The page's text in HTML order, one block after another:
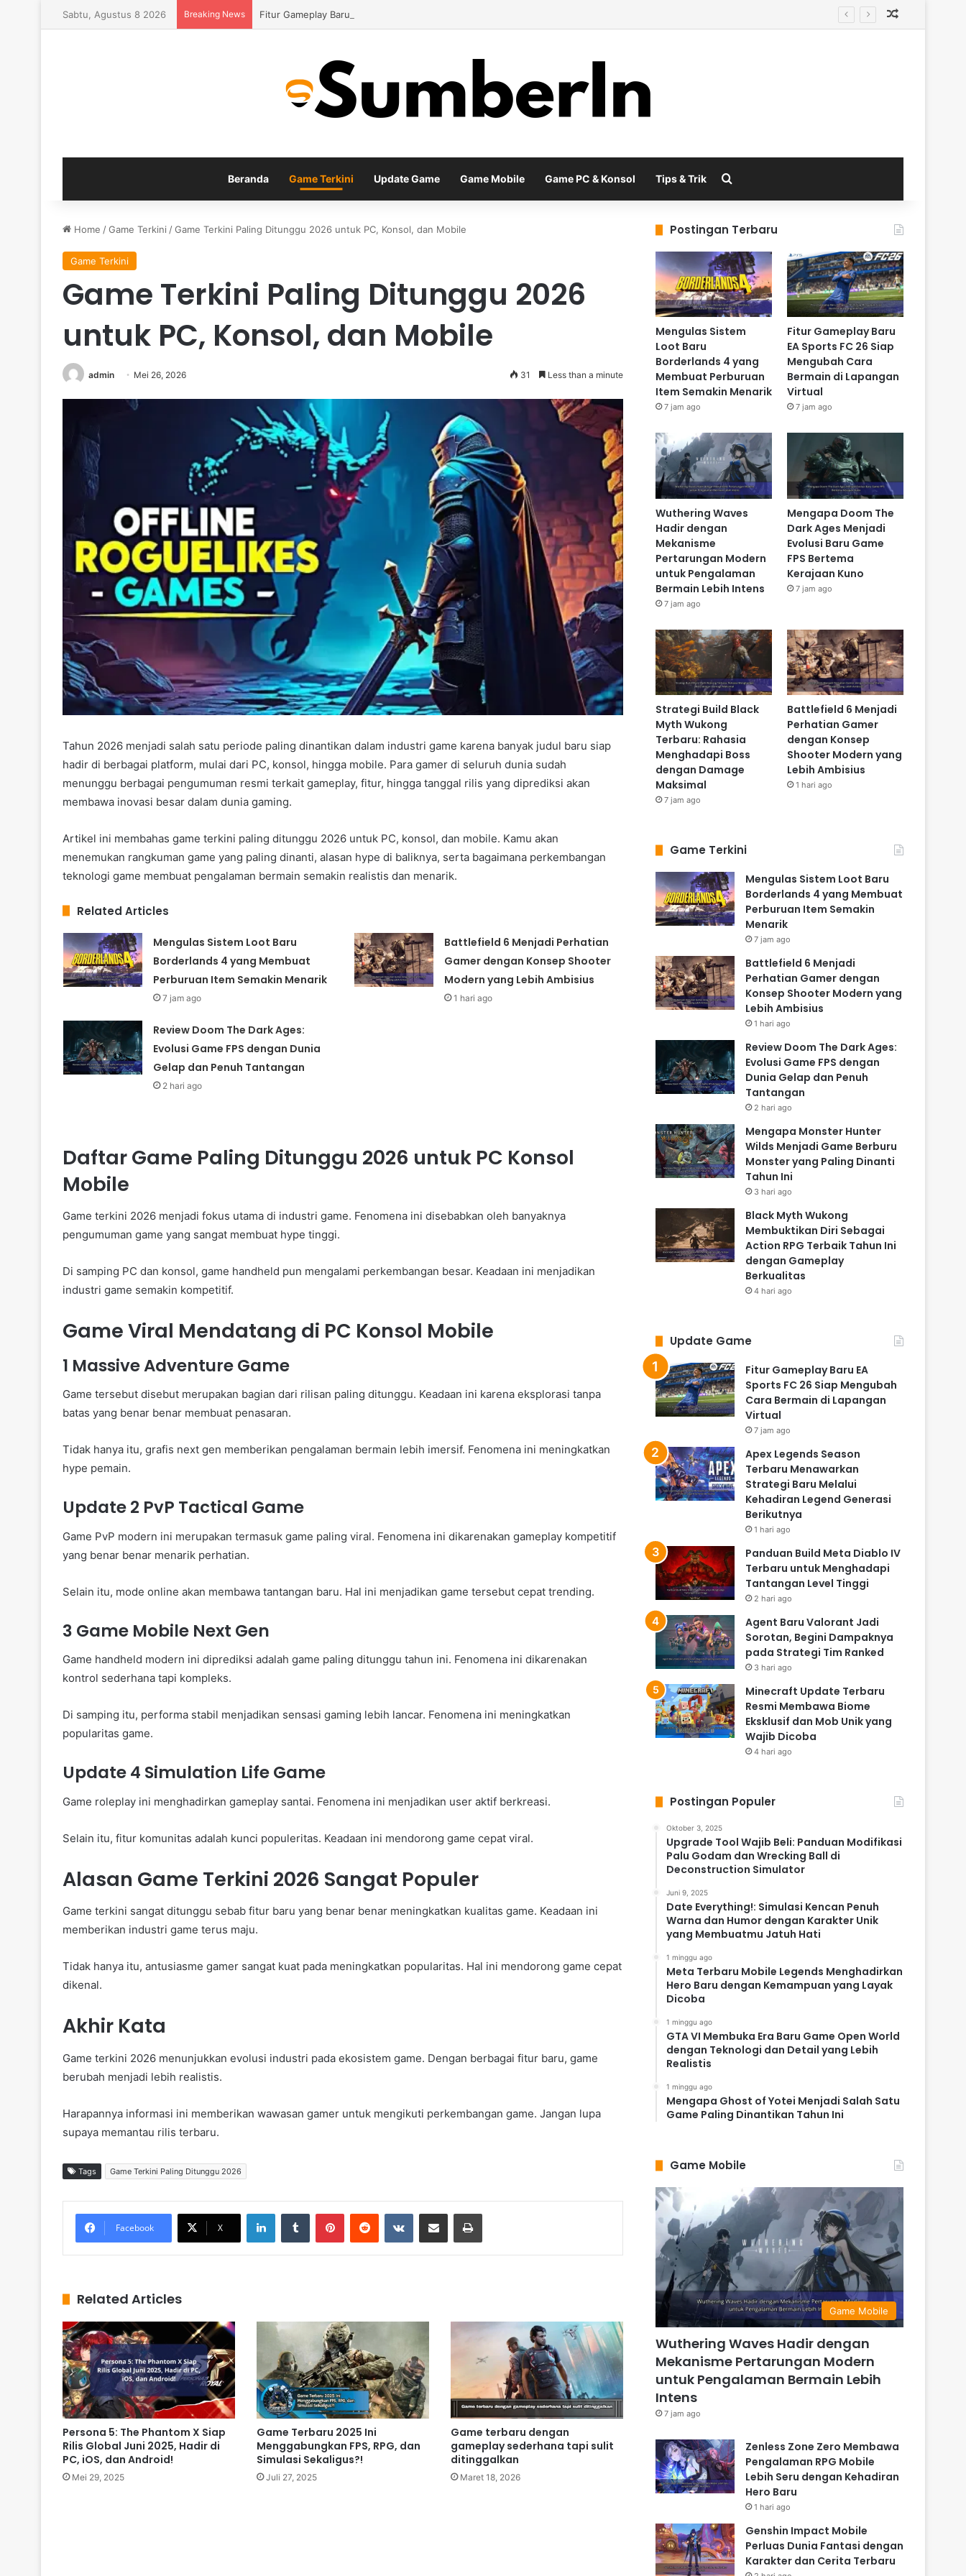
Sabtu, Agustus 8 2026 Breaking News Fitur Gameplay Baru EA Sports FC 26 Siap Mengubah Cara Bermain di Lapangan Virtual
Beranda Game Terkini Update Game Game Mobile Game PC & Konsol Tips & Trik
Home /Game Terkini /Game Terkini Paling Ditunggu 2026 untuk PC, Konsol, dan Mobile
Game Terkini
Game Terkini Paling Ditunggu 2026
untuk PC, Konsol, dan Mobile
admin Mei 26, 2026 31 Less than a minute
Tahun 2026 menjadi salah satu periode paling dinantikan dalam industri game karena banyak judul baru siap
hadir di berbagai platform, mulai dari PC, konsol, hingga mobile. Para gamer di seluruh dunia sudah
menunggu berbagai pengumuman resmi terkait gameplay, fitur, hingga tanggal rilis yang diprediksi akan
membawa inovasi besar dalam dunia gaming.
Artikel ini membahas game terkini paling ditunggu 2026 untuk PC, konsol, dan mobile. Kamu akan
menemukan rangkuman game yang paling dinanti, alasan hype di baliknya, serta bagaimana perkembangan
teknologi game membuat pengalaman bermain semakin realistis dan menarik.
Related Articles
Mengulas Sistem Loot Baru
Borderlands 4 yang Membuat
Perburuan Item Semakin Menarik
7 jam ago
Battlefield 6 Menjadi Perhatian
Gamer dengan Konsep Shooter
Modern yang Lebih Ambisius
1 hari ago
Review Doom The Dark Ages:
Evolusi Game FPS dengan Dunia
Gelap dan Penuh Tantangan
2 hari ago
Daftar Game Paling Ditunggu 2026 untuk PC Konsol
Mobile
Game terkini 2026 menjadi fokus utama di industri game. Fenomena ini disebabkan oleh banyaknya
pengumuman game yang sangat membuat hype tinggi.
Di samping PC dan konsol, game handheld pun mengalami perkembangan besar. Keadaan ini menjadikan
industri game semakin kompetitif.
Game Viral Mendatang di PC Konsol Mobile
1 Massive Adventure Game
Game tersebut disebut merupakan bagian dari rilisan paling ditunggu. Keadaan ini karena eksplorasi tanpa
batas yang benar benar membuat penasaran.
Tidak hanya itu, grafis next gen memberikan pengalaman bermain lebih imersif. Fenomena ini meningkatkan
hype pemain.
Update 2 PvP Tactical Game
Game PvP modern ini merupakan termasuk game paling viral. Fenomena ini dikarenakan gameplay kompetitif
yang benar benar menarik perhatian.
Selain itu, mode online akan membawa tantangan baru. Hal ini menjadikan game tersebut cepat trending.
3 Game Mobile Next Gen
Game handheld modern ini diprediksi adalah game paling ditunggu tahun ini. Fenomena ini dikarenakan
kontrol sederhana tapi kompleks.
Di samping itu, performa stabil menjadikan sensasi gaming lebih lancar. Fenomena ini meningkatkan
popularitas game.
Update 4 Simulation Life Game
Game roleplay ini menghadirkan gameplay santai. Fenomena ini menjadikan user aktif berkreasi.
Selain itu, fitur komunitas adalah kunci populeritas. Keadaan ini mendorong game cepat viral.
Alasan Game Terkini 2026 Sangat Populer
Game terkini sangat ditunggu sebab fitur baru yang benar benar meningkatkan kualitas game. Keadaan ini
memberikan industri game terus maju.
Tidak hanya itu, antusiasme gamer sangat kuat pada meningkatkan popularitas. Hal ini mendorong game cepat
dikenal.
Akhir Kata
Game terkini 2026 menunjukkan evolusi industri pada ekosistem game. Dengan berbagai fitur baru, game
berubah menjadi lebih realistis.
Harapannya informasi ini memberikan wawasan gamer untuk mengikuti perkembangan game. Jangan lupa
supaya memantau rilis terbaru.
Tags Game Terkini Paling Ditunggu 2026
Facebook X
Related Articles
Persona 5: The Phantom X Siap
Rilis Global Juni 2025, Hadir di
PC, iOS, dan Android!
Mei 29, 2025
Game Terbaru 2025 Ini
Menggabungkan FPS, RPG, dan
Simulasi Sekaligus?!
Juli 27, 2025
Game terbaru dengan
gameplay sederhana tapi sulit
ditinggalkan
Maret 18, 2026
Postingan Terbaru
Mengulas Sistem
Loot Baru
Borderlands 4 yang
Membuat Perburuan
Item Semakin Menarik
7 jam ago
Fitur Gameplay Baru
EA Sports FC 26 Siap
Mengubah Cara
Bermain di Lapangan
Virtual
7 jam ago
Wuthering Waves
Hadir dengan
Mekanisme
Pertarungan Modern
untuk Pengalaman
Bermain Lebih Intens
7 jam ago
Mengapa Doom The
Dark Ages Menjadi
Evolusi Baru Game
FPS Bertema
Kerajaan Kuno
7 jam ago
Strategi Build Black
Myth Wukong
Terbaru: Rahasia
Menghadapi Boss
dengan Damage
Maksimal
7 jam ago
Battlefield 6 Menjadi
Perhatian Gamer
dengan Konsep
Shooter Modern yang
Lebih Ambisius
1 hari ago
Game Terkini
Mengulas Sistem Loot Baru
Borderlands 4 yang Membuat
Perburuan Item Semakin
Menarik
7 jam ago
Battlefield 6 Menjadi
Perhatian Gamer dengan
Konsep Shooter Modern yang
Lebih Ambisius
1 hari ago
Review Doom The Dark Ages:
Evolusi Game FPS dengan
Dunia Gelap dan Penuh
Tantangan
2 hari ago
Mengapa Monster Hunter
Wilds Menjadi Game Berburu
Monster yang Paling Dinanti
Tahun Ini
3 hari ago
Black Myth Wukong
Membuktikan Diri Sebagai
Action RPG Terbaik Tahun Ini
dengan Gameplay
Berkualitas
4 hari ago
Update Game
Fitur Gameplay Baru EA
Sports FC 26 Siap Mengubah
Cara Bermain di Lapangan
Virtual
7 jam ago
Apex Legends Season
Terbaru Menawarkan
Strategi Baru Melalui
Kehadiran Legend Generasi
Berikutnya
1 hari ago
Panduan Build Meta Diablo IV
Terbaru untuk Menghadapi
Tantangan Level Tinggi
2 hari ago
Agent Baru Valorant Jadi
Sorotan, Begini Dampaknya
pada Strategi Tim Ranked
3 hari ago
Minecraft Update Terbaru
Resmi Membawa Biome
Eksklusif dan Mob Unik yang
Wajib Dicoba
4 hari ago
Postingan Populer
Oktober 3, 2025
Upgrade Tool Wajib Beli: Panduan Modifikasi
Palu Godam dan Wrecking Ball di
Deconstruction Simulator
Juni 9, 2025
Date Everything!: Simulasi Kencan Penuh
Warna dan Humor dengan Karakter Unik
yang Membuatmu Jatuh Hati
1 minggu ago
Meta Terbaru Mobile Legends Menghadirkan
Hero Baru dengan Kemampuan yang Layak
Dicoba
1 minggu ago
GTA VI Membuka Era Baru Game Open World
dengan Teknologi dan Detail yang Lebih
Realistis
1 minggu ago
Mengapa Ghost of Yotei Menjadi Salah Satu
Game Paling Dinantikan Tahun Ini
Game Mobile
Game Mobile
Wuthering Waves Hadir dengan
Mekanisme Pertarungan Modern
untuk Pengalaman Bermain Lebih
Intens
7 jam ago
Zenless Zone Zero Membawa
Pengalaman RPG Mobile
Lebih Seru dengan Kehadiran
Hero Baru
1 hari ago
Genshin Impact Mobile
Perluas Dunia Fantasi dengan
Karakter dan Cerita Terbaru